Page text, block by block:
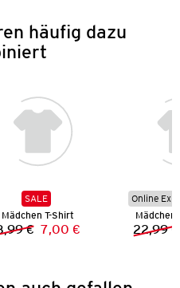
häufig dazu
SALE
Mädchen T-Shirt
Vorheriger Preis:
€ Neuer Preis:
7,00 €
Online
22,99 €